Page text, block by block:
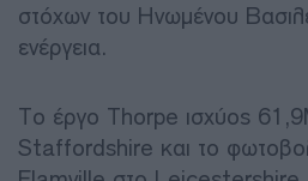
στόχων του Ηνωμένου
ενέργεια.
Το έργο Thorpe ισχύος
Staffordshire και το